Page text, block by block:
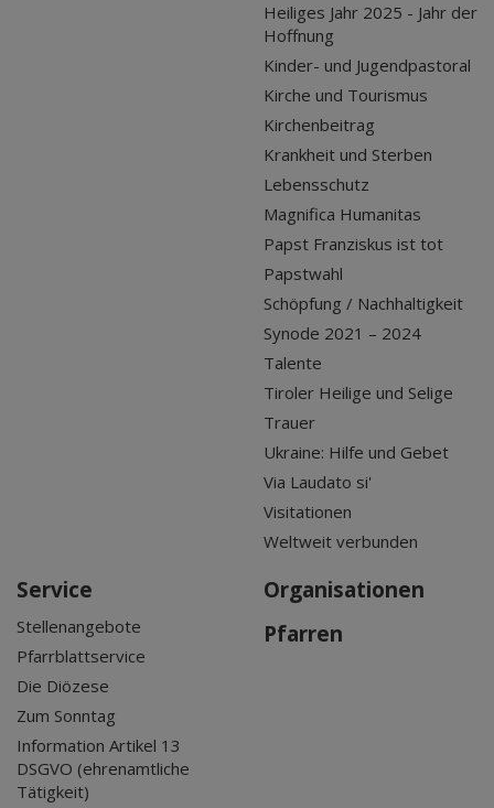
Heiliges Jahr 2025 - Jahr der
Hoffnung
Kinder- und Jugendpastoral
Kirche und Tourismus
Kirchenbeitrag
Krankheit und Sterben
Lebensschutz
Magnifica Humanitas
Papst Franziskus ist tot
Papstwahl
Schöpfung / Nachhaltigkeit
Synode 2021 – 2024
Talente
Tiroler Heilige und Selige
Trauer
Ukraine: Hilfe und Gebet
Via Laudato si'
Visitationen
Weltweit verbunden
Service
Stellenangebote
Pfarrblattservice
Die Diözese
Zum Sonntag
Information Artikel 13
DSGVO (ehrenamtliche
Tätigkeit)
Organisationen
Pfarren